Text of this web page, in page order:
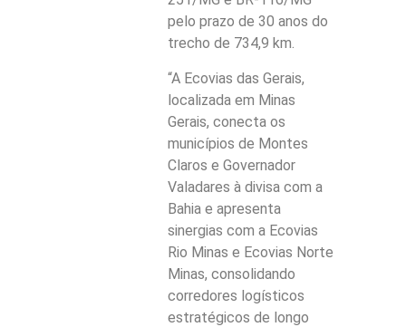
pelo prazo de 30 anos do
trecho de 734,9 km.
“A Ecovias das Gerais,
localizada em Minas
Gerais, conecta os
municípios de Montes
Claros e Governador
Valadares à divisa com a
Bahia e apresenta
sinergias com a Ecovias
Rio Minas e Ecovias Norte
Minas, consolidando
corredores logísticos
estratégicos de longo